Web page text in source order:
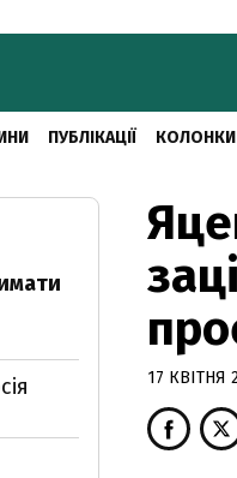
ПУБЛІКАЦІЇ КОЛОНКИ
17 КВІТНЯ